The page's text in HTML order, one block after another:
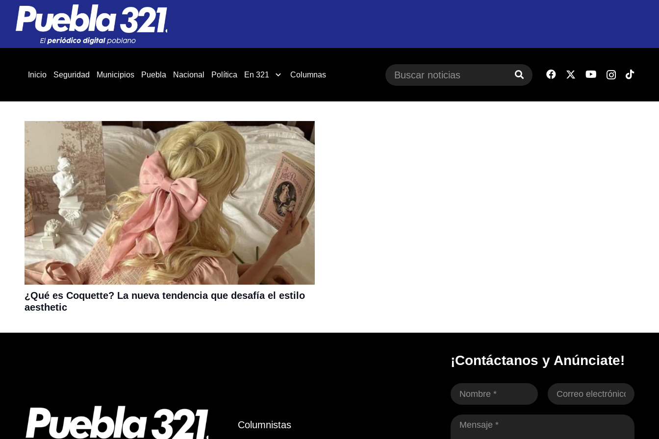
Inicio Seguridad Municipios Puebla Nacional Política En 321 Columnas
¿Qué es Coquette? La nueva tendencia que desafía el estilo
aesthetic
Columnistas
¡Contáctanos y Anúnciate!